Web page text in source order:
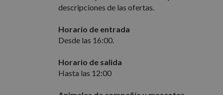
descripciones de las ofertas.
Horario de entrada
Desde las 16:00.
Horario de salida
Hasta las 12:00